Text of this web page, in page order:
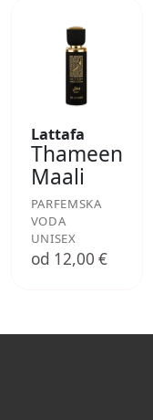
Lattafa
Thameen
Maali
PARFEMSKA
VODA
UNISEX
od 12,00 €